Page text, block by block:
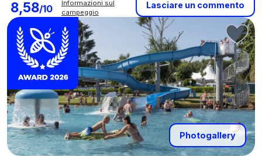
8,58/10
Informazioni sul
campeggio
Lasciare un commento
Photogallery